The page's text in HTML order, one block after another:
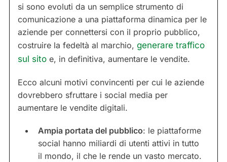
si sono evoluti da un semplice strumento di
comunicazione a una piattaforma dinamica per le
aziende per connettersi con il proprio pubblico,
costruire la fedeltà al marchio, generare traffico
sul sito e, in definitiva, aumentare le vendite.
Ecco alcuni motivi convincenti per cui le aziende
dovrebbero sfruttare i social media per
aumentare le vendite digitali.
Ampia portata del pubblico: le piattaforme
social hanno miliardi di utenti attivi in tutto
il mondo, il che le rende un vasto mercato.